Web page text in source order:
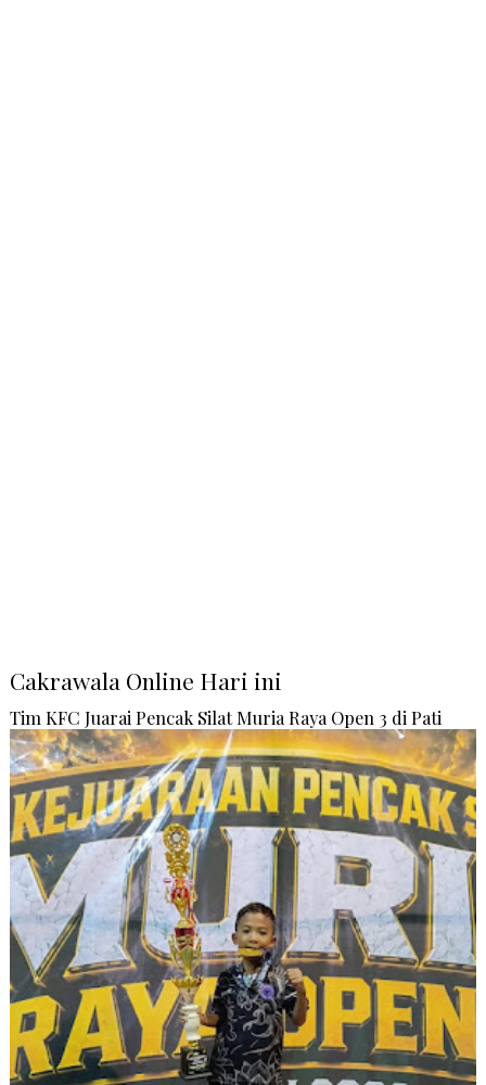
Cakrawala Online Hari ini
Tim KFC Juarai Pencak Silat Muria Raya Open 3 di Pati